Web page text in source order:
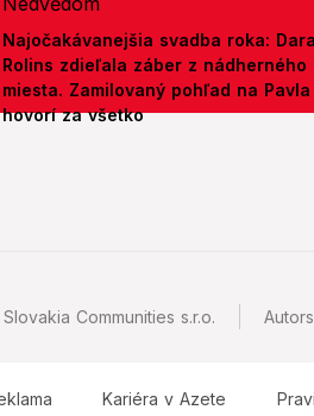
Najočakávanejšia svadba roka: Dara
Rolins zdieľala záber z nádherného
miesta. Zamilovaný pohľad na Pavla
hovorí za všetko
Communities s.r.o.
Kariéra v Azete